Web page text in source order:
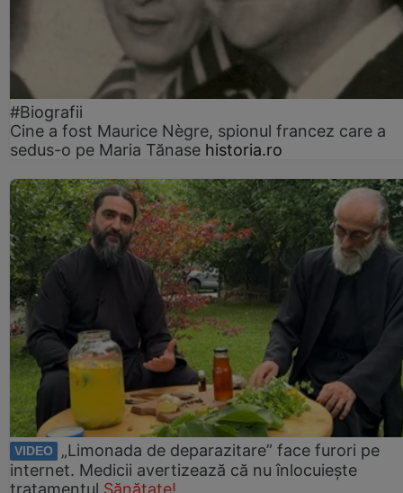
#Biografii
Cine a fost Maurice Nègre, spionul francez care a
sedus-o pe Maria Tănase historia.ro
VIDEO
„Limonada de deparazitare” face furori pe
internet. Medicii avertizează că nu înlocuiește
tratamentul Sănătate!